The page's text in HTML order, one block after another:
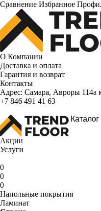
Сравнение Избранное
О Компании
Доставка и оплата
Гарантия и возврат
Контакты
Адрес: Самара, Авроры 114а
+7 846 491 41 63
Каталог
Акции
Услуги
0
0
0
Напольные покрытия
Ламинат